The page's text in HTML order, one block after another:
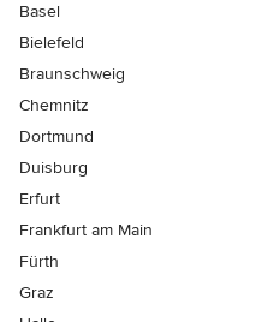
Basel
Bielefeld
Braunschweig
Chemnitz
Dortmund
Duisburg
Erfurt
Frankfurt am Main
Fürth
Graz